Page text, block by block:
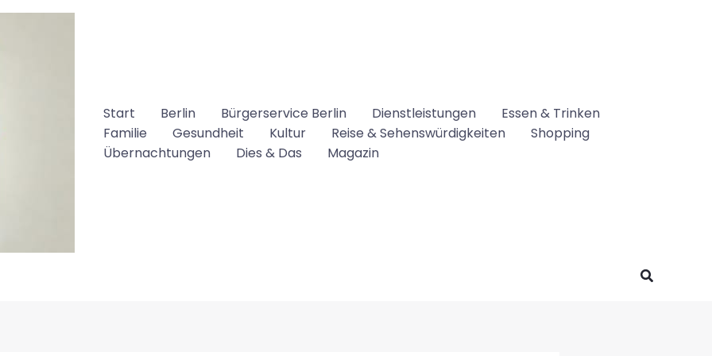
Start Berlin Bürgerservice Berlin Dienstleistungen
Essen & Trinken
Familie
Gesundheit Kultur Reise & Sehenswürdigkeiten
Shopping
Übernachtungen
Dies & Das Magazin
Suchen